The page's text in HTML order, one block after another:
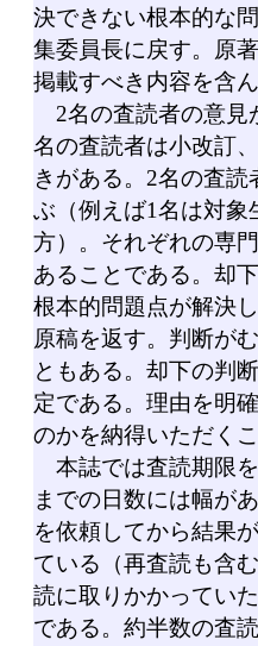
決できない根本的な
集委員長に戻す。原
掲載すべき内容を含
2名の査読者の意見
名の査読者は小改訂
きがある。2名の査
ぶ（例えば1名は対象
方）。それぞれの専
あることである。却
根本的問題点が解決
原稿を返す。判断が
ともある。却下の判
定である。理由を明
のかを納得いただく
本誌では査読期限
までの日数には幅が
を依頼してから結果
ている（再査読も含
読に取りかかってい
である。約半数の査